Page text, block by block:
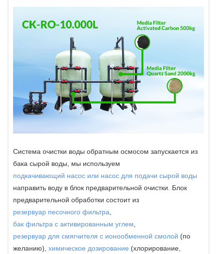
Система очистки воды обратным осмосом запускается из
бака сырой воды, мы используем
подкачивающий насос или насос для подачи сырой воды
направить воду в блок предварительной очистки. Блок
предварительной обработки состоит из
резервуар песочного фильтра,
бак фильтра с активированным углем,
резервуар для смягчителя с ионообменной смолой (по
желанию), химическое дозирование (хлорирование,